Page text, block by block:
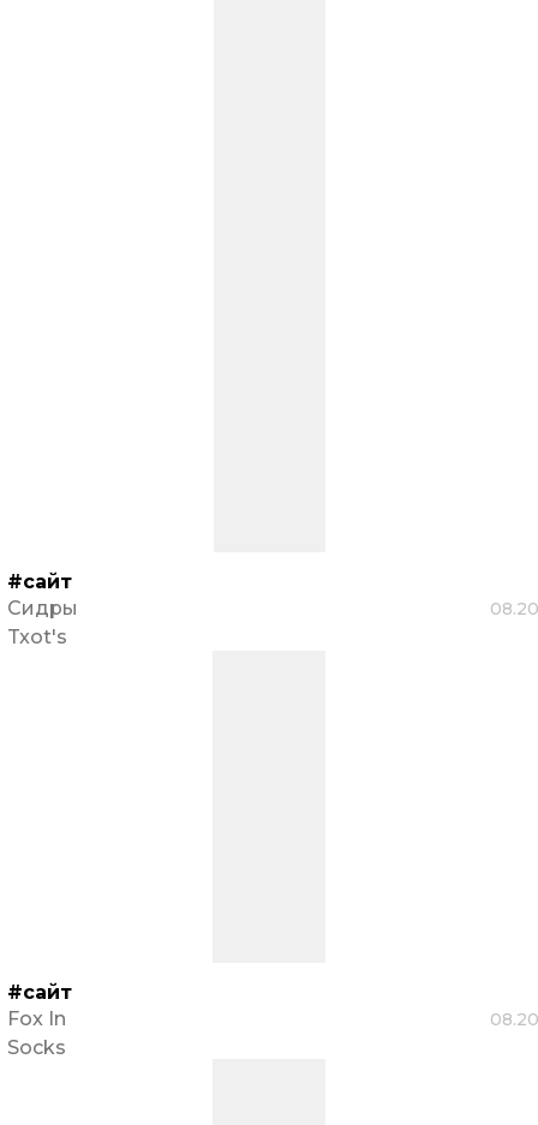
Сидры
Txot's
#сайт
Fox In
Socks
#сайт